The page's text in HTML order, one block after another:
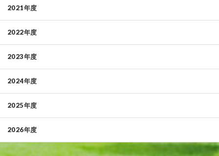
2021年度
2022年度
2023年度
2024年度
2025年度
2026年度